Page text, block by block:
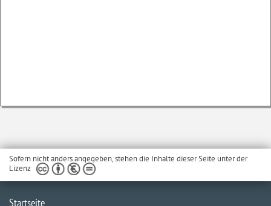
Sofern nicht anders angegeben, stehen die Inhalte dieser Seite unter der
Lizenz
Startseite